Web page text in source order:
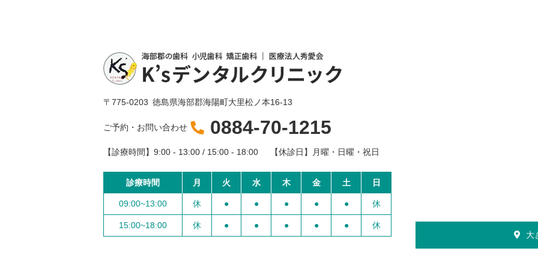
〒775-0203 徳島県海部郡海陽町大里松ノ本16-13
ご予約・お問い合わせ 0884-70-1215
【診療時間】 9:00 - 13:00 / 15:00 - 18:00 【休診日】 月曜・日曜・祝日
診療時間 月 火 水 木 金 土 日
09:00~13:00 休 ● ● ● ● ● 休
15:00~18:00 休 ● ● ● ● ●
休
大